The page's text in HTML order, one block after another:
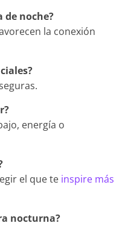
de noche?
la conexión
energía o
el que te inspire más
nocturna?